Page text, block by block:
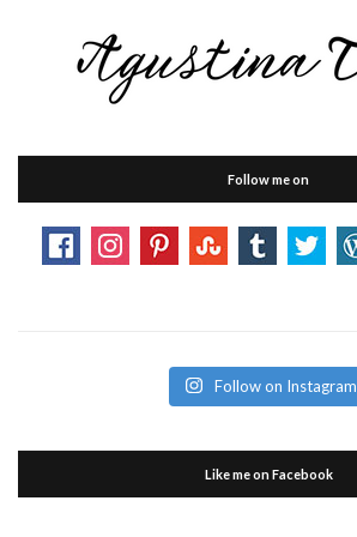
Follow me on
Follow on Instagram
Like me on Facebook